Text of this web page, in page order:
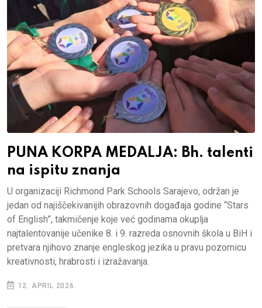
PUNA KORPA MEDALJA: Bh. talenti
na ispitu znanja
U organizaciji Richmond Park Schools Sarajevo, održan je
jedan od najiščekivanijih obrazovnih događaja godine “Stars
of English”, takmičenje koje već godinama okuplja
najtalentovanije učenike 8. i 9. razreda osnovnih škola u BiH i
pretvara njihovo znanje engleskog jezika u pravu pozornicu
kreativnosti, hrabrosti i izražavanja.
12. APRIL 2026.